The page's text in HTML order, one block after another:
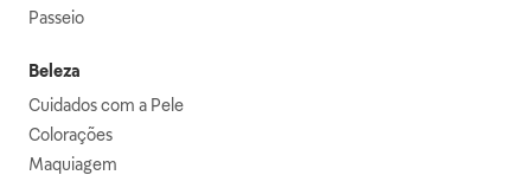
Passeio
Beleza
Cuidados com a Pele
Colorações
Maquiagem